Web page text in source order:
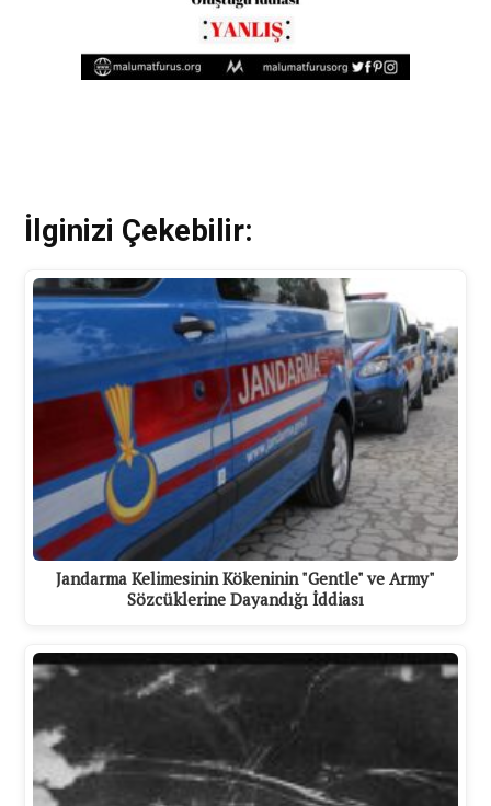
İlginizi Çekebilir:
Jandarma Kelimesinin Kökeninin "Gentle" ve Army"
Sözcüklerine Dayandığı İddiası